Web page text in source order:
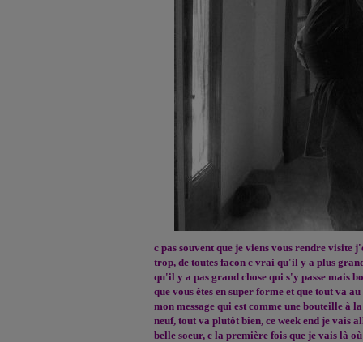
c pas souvent que je viens vous rendre visite
trop, de toutes facon c vrai qu'il y a plus
qu'il y a pas grand chose qui s'y passe mais
que vous êtes en super forme et que tout va
mon message qui est comme une bouteille à
neuf, tout va plutôt bien, ce week end je vais
belle soeur, c la première fois que je vais là